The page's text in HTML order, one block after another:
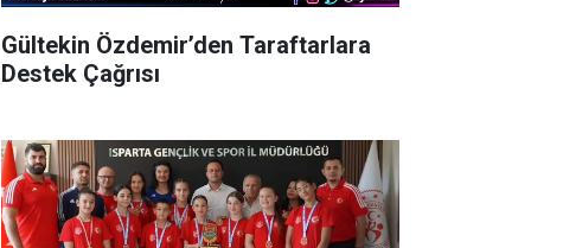
Gültekin Özdemir’den Taraftarlara
Destek Çağrısı